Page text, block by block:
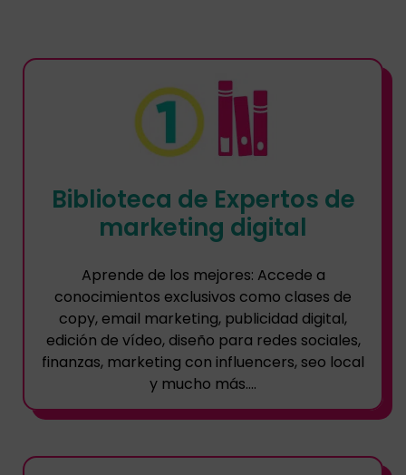
Biblioteca de Expertos de
marketing digital
Aprende de los mejores: Accede a
conocimientos exclusivos como clases de
copy, email marketing, publicidad digital,
edición de vídeo, diseño para redes sociales,
finanzas, marketing con influencers, seo local
y mucho más….